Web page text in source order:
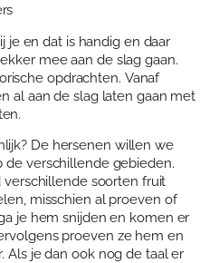
je en dat is handig en daar
mee aan de slag gaan.
opdrachten. Vanaf
al aan de slag laten gaan met
De hersenen willen we
verschillende gebieden.
soorten fruit
misschien al proeven of
je hem snijden en komen er
proeven ze hem en
Als je dan ook nog de taal er